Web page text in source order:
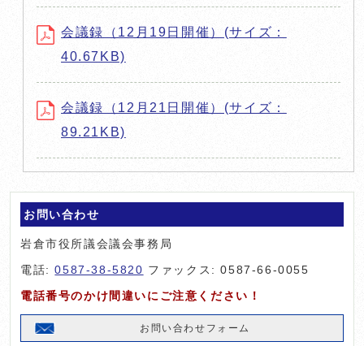
会議録（12月19日開催）(サイズ：
40.67KB)
会議録（12月21日開催）(サイズ：
89.21KB)
お問い合わせ
岩倉市役所議会議会事務局
電話:0587-38-5820 ファックス: 0587-66-0055
電話番号のかけ間違いにご注意ください！
お問い合わせフォーム